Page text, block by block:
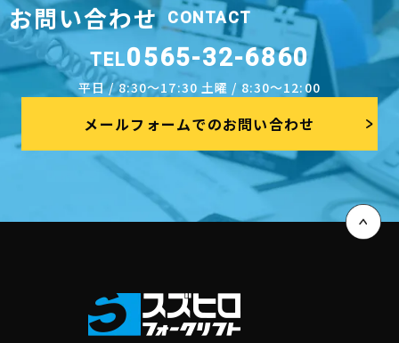
お問い合わせ CONTACT
TEL0565-32-6860
平日 / 8:30～17:30 土曜 / 8:30～12:00
メールフォームでのお問い合わせ